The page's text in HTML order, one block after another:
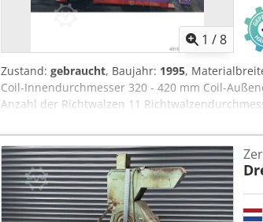
1 /8
Zustand: gebraucht, Baujahr: 1995,
Coil-Innendurchmesser 320 - 420 mm Coil-
Anzahl der Richtwalzen 11
Walzendurchmesser 60 mm Geschwindigkeit 5
Raumbedarf (BxTxH) 3,3 x 1,85 x 1,7 m
stufenlos regelbarem Antrieb, angetriebenen
Bandbreite zentral verstellbar, Auslaufrollenkorb
angetrieben, MIT pneumatischer
Andrückvorrichtung Bandschlaufensteuerung